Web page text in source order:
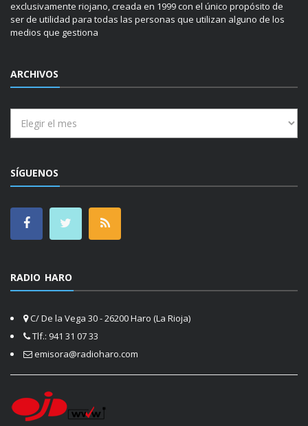
exclusivamente riojano, creada en 1999 con el único propósito de
ser de utilidad para todas las personas que utilizan alguno de los
medios que gestiona
ARCHIVOS
SÍGUENOS
RADIO HARO
C/ De la Vega 30 - 26200 Haro (La Rioja)
Tlf.: 941 31 07 33
emisora@radioharo.com